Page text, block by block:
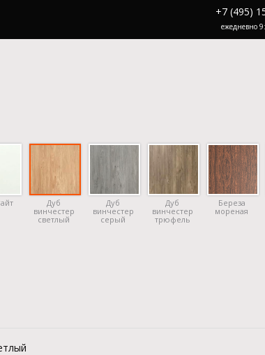
+7 (495)
ежедневно
Дуб
винчестер
светлый
Дуб
винчестер
серый
Дуб
винчестер
трюфель
Береза
мореная